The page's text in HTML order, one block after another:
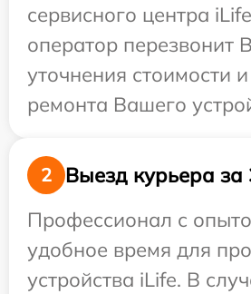
сервисного центра
оператор перезвонит
уточнения стоимости
ремонта Вашего
2
Выезд курьера за
Профессионал с
удобное время для
устройства iLife. В